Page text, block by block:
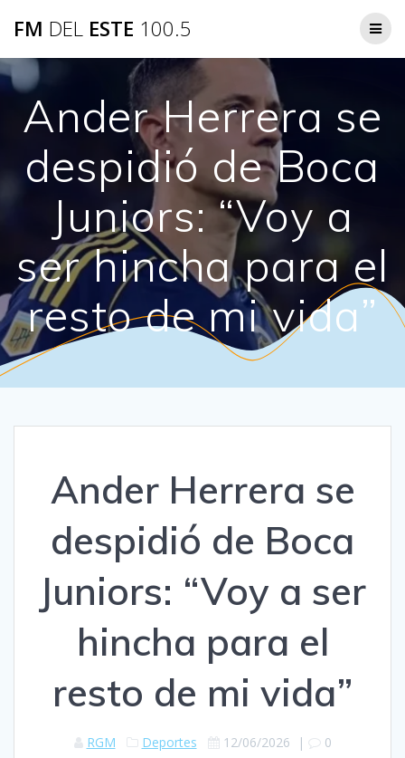
FM DEL ESTE 100.5
Ander Herrera se
despidió de Boca
Juniors: “Voy a
ser hincha para el
resto de mi vida”
Ander Herrera se
despidió de Boca
Juniors: “Voy a ser
hincha para el
resto de mi vida”
RGM Deportes 12/06/2026 | 0